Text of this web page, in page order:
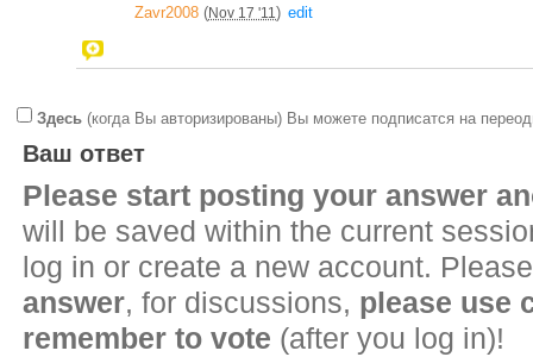
Zavr2008 (Nov 17 '11 ) edit
Здесь (когда Вы авторизированы) Вы можете подписатся на
Ваш ответ
Please start posting your answer
will be saved within the current
log in or create a new account.
answer, for discussions, please use
remember to vote (after you log in)!